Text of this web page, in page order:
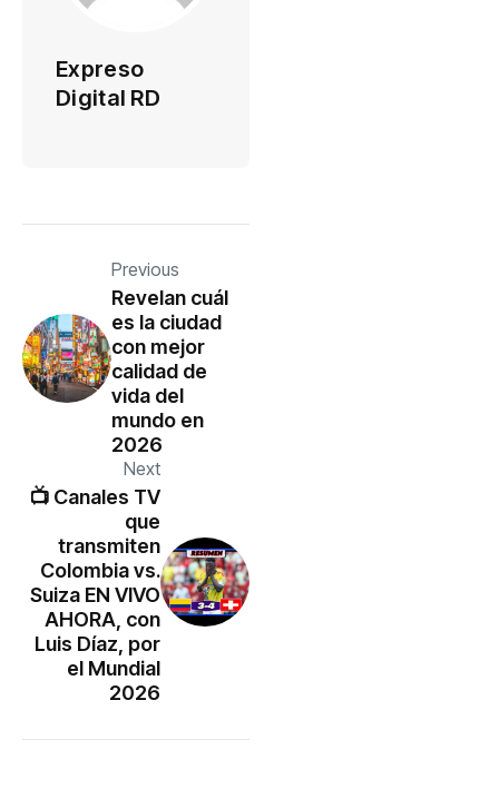
Expreso
Digital RD
Previous
Revelan cuál
es la ciudad
con mejor
calidad de
vida del
mundo en
2026
Next
📺 Canales TV
que
transmiten
Colombia vs.
Suiza EN VIVO
AHORA, con
Luis Díaz, por
el Mundial
2026